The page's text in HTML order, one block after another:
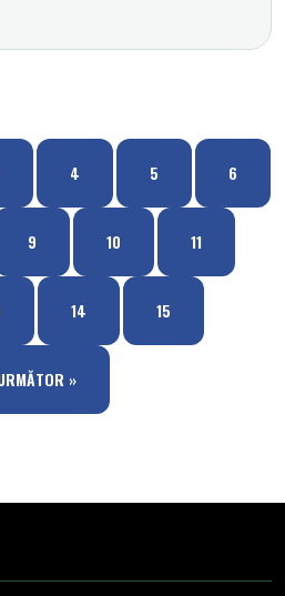
4 5 6
9 10 11
14 15
»